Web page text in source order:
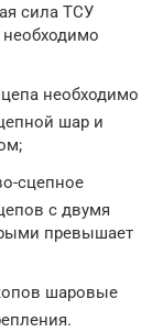
сила ТСУ
необходимо
шар и
сцепное
с двумя
превышает
шаровые